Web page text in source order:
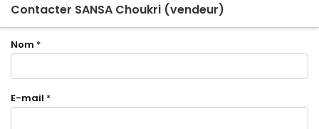
Contacter SANSA Choukri (vendeur)
Nom *
E-mail *